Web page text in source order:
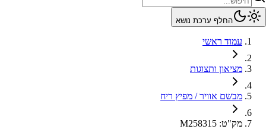
החלף ערכת נושא
עמוד ראשי
מציאון ותצוגות
מבשם אוויר / מפיץ ריח
מק"ט:
M258315